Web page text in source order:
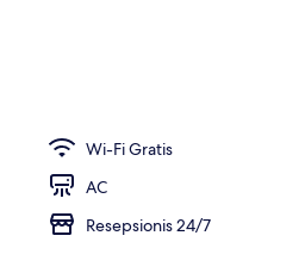
Wi-Fi Gratis
AC
Resepsionis 24/7